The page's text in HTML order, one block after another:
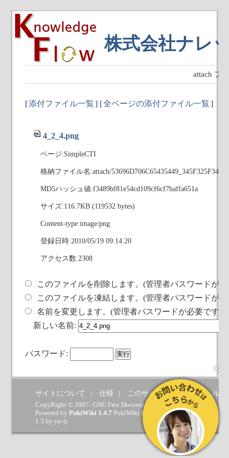
株式会社ナレ
attach プ
[添付ファイル一覧] [全ページの添付ファイル一覧]
4_2_4.png
ページ:SimpleCTI
格納ファイル名:attach/
MD5ハッシュ値:f3489bf81e54cd109cf6cf7baffa651a
サイズ:116.7KB (119532 bytes)
Content-type:image/png
登録日時:2010/05/19 09:14:20
アクセス数:2308
このファイルを削除します。(管理者パスワードが
このファイルを凍結します。(管理者パスワードが
名前を変更します。(管理者パスワードが必要です)
新しい名前:
パスワード:
サイトについて 仕様 このサイトへの要望 ヘルプ
CopyRight © 2007- GNU Free Documentation License.
Powered by PukiWiki 1.4.7 PukiWiki Developers Team(GPL
)
1.3 by yu-ji
×